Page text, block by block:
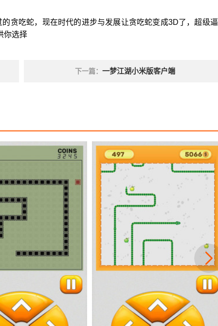
贪吃蛇，现在时代的进步与发展让贪吃蛇变成3D了，超级
你选择
下一篇： 一梦江湖小米版客户端